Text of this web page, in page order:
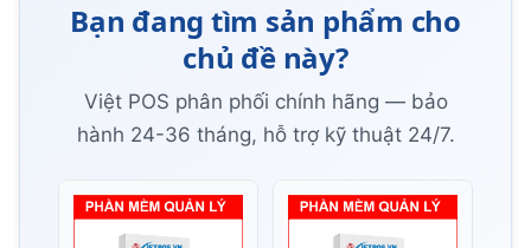
Bạn đang tìm sản phẩm cho
chủ đề này?
Việt POS phân phối chính hãng — bảo
hành 24-36 tháng, hỗ trợ kỹ thuật 24/7.